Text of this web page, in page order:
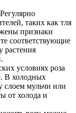
Регулярно
таких как тля
признаки
соответствующие
растения
условиях роза
В холодных
слоем мульчи или
от холода и